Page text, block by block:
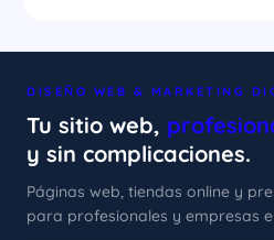
DISEÑO WEB & MARKETING
Tu sitio web,
y sin complicaciones.
Páginas web, tiendas online y
para profesionales y empresas
xImenA